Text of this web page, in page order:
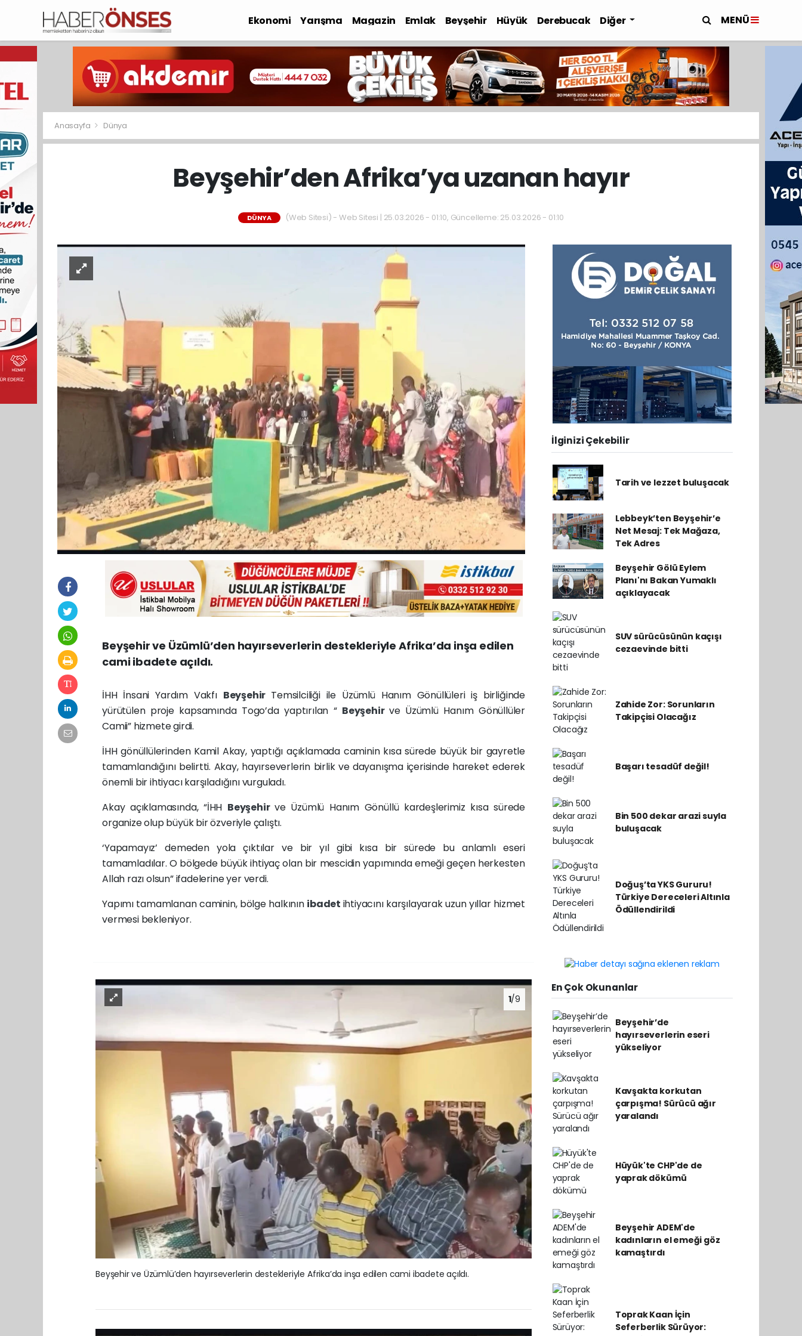
Ekonomi Yarışma Magazin Emlak Beyşehir Hüyük Derebucak Diğer MENÜ
Anasayfa Dünya
Beyşehir’den Afrika’ya uzanan hayır
DÜNYA (Web Sitesi) - Web Sitesi | 25.03.2026 - 01:10, Güncelleme: 25.03.2026 - 01:10
Beyşehir ve Üzümlü’den hayırseverlerin destekleriyle Afrika’da inşa edilen
cami ibadete açıldı.
İHH İnsani Yardım Vakfı Beyşehir Temsilciliği ile Üzümlü Hanım Gönüllüleri iş birliğinde
yürütülen proje kapsamında Togo’da yaptırılan “ Beyşehir ve Üzümlü Hanım Gönüllüler
Camii” hizmete girdi.
İHH gönüllülerinden Kamil Akay, yaptığı açıklamada caminin kısa sürede büyük bir gayretle
tamamlandığını belirtti. Akay, hayırseverlerin birlik ve dayanışma içerisinde hareket ederek
önemli bir ihtiyacı karşıladığını vurguladı.
Akay açıklamasında, “İHH Beyşehirve Üzümlü Hanım Gönüllü kardeşlerimiz kısa sürede
organize olup büyük bir özveriyle çalıştı.
‘Yapamayız’ demeden yola çıktılar ve bir yıl gibi kısa bir sürede bu anlamlı eseri
tamamladılar. O bölgede büyük ihtiyaç olan bir mescidin yapımında emeği geçen herkesten
Allah razı olsun” ifadelerine yer verdi.
Yapımı tamamlanan caminin, bölge halkının ibadet ihtiyacını karşılayarak uzun yıllar hizmet
vermesi bekleniyor.
1/9
Beyşehir ve Üzümlü’den hayırseverlerin destekleriyle Afrika’da inşa edilen cami ibadete açıldı.
İlginizi Çekebilir
Tarih ve lezzet buluşacak
Lebbeyk’ten Beyşehir’e
Net Mesaj: Tek Mağaza,
Tek Adres
Beyşehir Gölü Eylem
Planı'nı Bakan Yumaklı
açıklayacak
SUV sürücüsünün kaçışı
cezaevinde bitti
Zahide Zor: Sorunların
Takipçisi Olacağız
Başarı tesadüf değil!
Bin 500 dekar arazi suyla
buluşacak
Doğuş’ta YKS Gururu!
Türkiye Dereceleri Altınla
Ödüllendirildi
En Çok Okunanlar
Beyşehir’de
hayırseverlerin eseri
yükseliyor
Kavşakta korkutan
çarpışma! Sürücü ağır
yaralandı
Hüyük'te CHP'de de
yaprak dökümü
Beyşehir ADEM'de
kadınların el emeği göz
kamaştırdı
Toprak Kaan İçin
Seferberlik Sürüyor: